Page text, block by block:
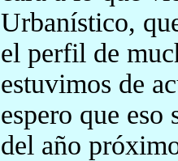
Urbanístico,
el perfil de
estuvimos de
espero que eso
del año